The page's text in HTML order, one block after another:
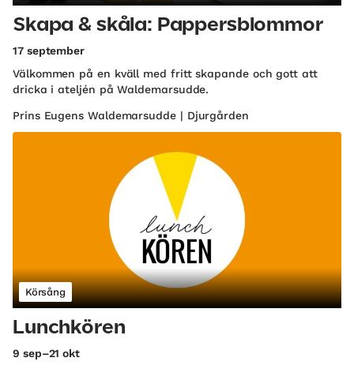
Skapa & skåla: Pappersblommor
17 september
Välkommen på en kväll med fritt skapande och gott att
dricka i ateljén på Waldemarsudde.
Prins Eugens Waldemarsudde | Djurgården
Körsång
Lunchkören
9 sep–21 okt